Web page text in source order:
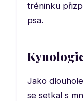
tréninku
psa.
Jako
se setkal s